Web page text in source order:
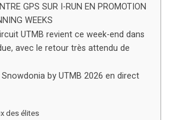
GPS SUR I-RUN EN PROMOTION
WEEKS
UTMB revient ce week-end dans
avec le retour très attendu de
by UTMB 2026 en direct
des élites